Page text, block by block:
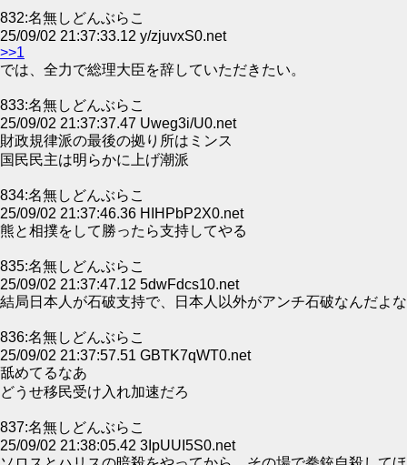
832:名無しどんぶらこ
25/09/02 21:37:33.12 y/zjuvxS0.net
>>1
では、全力で総理大臣を辞していただきたい。
833:名無しどんぶらこ
25/09/02 21:37:37.47 Uweg3i/U0.net
財政規律派の最後の拠り所はミンス
国民民主は明らかに上げ潮派
834:名無しどんぶらこ
25/09/02 21:37:46.36 HIHPbP2X0.net
熊と相撲をして勝ったら支持してやる
835:名無しどんぶらこ
25/09/02 21:37:47.12 5dwFdcs10.net
結局日本人が石破支持で、日本人以外がアンチ石破なんだよな
836:名無しどんぶらこ
25/09/02 21:37:57.51 GBTK7qWT0.net
舐めてるなあ
どうせ移民受け入れ加速だろ
837:名無しどんぶらこ
25/09/02 21:38:05.42 3IpUUI5S0.net